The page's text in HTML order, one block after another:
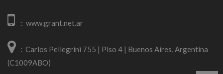
: www.grant.net.ar
: Carlos Pellegrini 755 | Piso 4 | Buenos Aires, Argentina
(C1009ABO)